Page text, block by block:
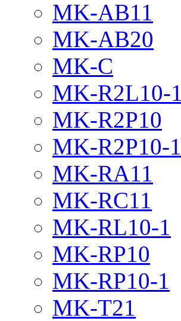
MK-AB11
MK-AB20
MK-C
MK-R2L10-1
MK-R2P10
MK-R2P10-1
MK-RA11
MK-RC11
MK-RL10-1
MK-RP10
MK-RP10-1
MK-T21